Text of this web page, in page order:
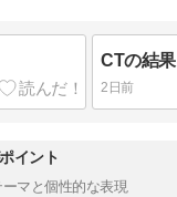
CTの結果
2日前
イント
ーマと個性的な表現